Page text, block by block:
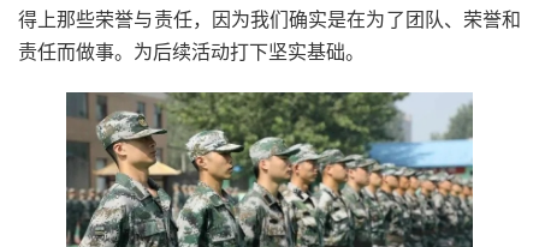
得上那些荣誉与责任，因为我们确实是在为了团队、荣誉和
责任而做事。为后续活动打下坚实基础。